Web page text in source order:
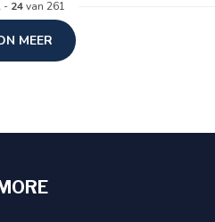
- 24van 261
MEER